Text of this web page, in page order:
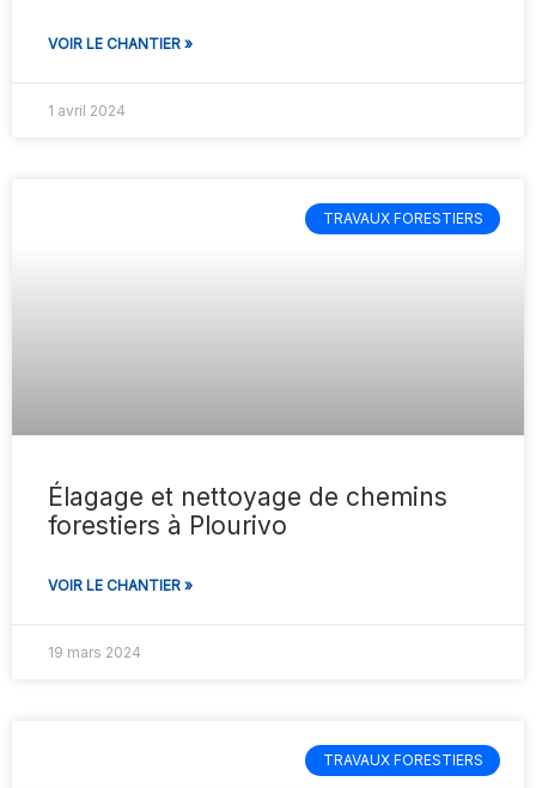
VOIR LE CHANTIER »
1 avril 2024
TRAVAUX FORESTIERS
Élagage et nettoyage de chemins
forestiers à Plourivo
VOIR LE CHANTIER »
19 mars 2024
TRAVAUX FORESTIERS